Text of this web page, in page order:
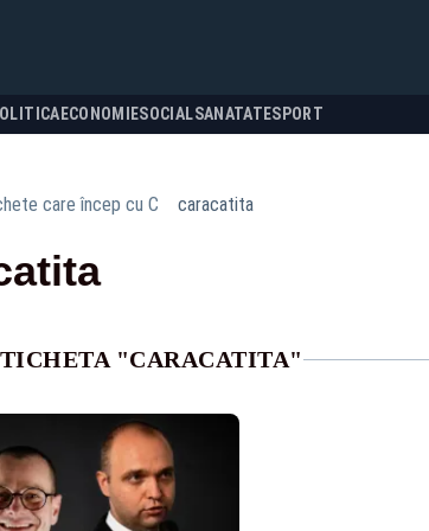
ECONOMIESOCIALSANATATESPORT
care încep cu C caracatita
"CARACATITA"